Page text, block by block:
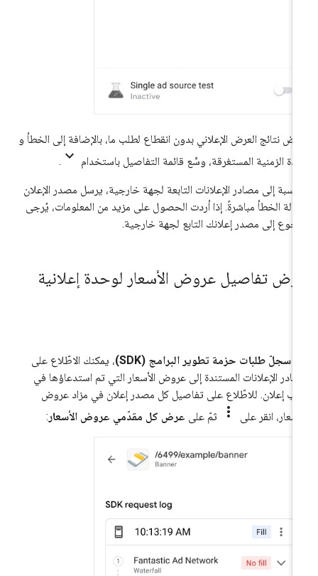
نتائج العرض الإعلاني بدون انقطاع لطلب ما، بالإضافة إلى الخطأ و
الزمنية المستغرقة، وسِّع قائمة التفاصيل باستخدامkeyboard_arrow_down
إلى مصادر الإعلانات التابعة لجهة خارجية، يرسل مصدر الإعلان
الخطأ مباشرةً. إذا أردت الحصول على مزيد من المعلومات، يُرجى
إلى مصدر إعلانك التابع لجهة خارجية.
تفاصيل عروض الأسعار لوحدة إعلانية
سجلّ طلبات حزمة تطوير البرامج (SDK)
، يمكنك الاطّلاع على
الإعلانات المستندة إلى عروض الأسعار التي تم استدعاؤها في
إعلان. للاطّلاع على تفاصيل كل مصدر إعلان في مزاد عروض
انقر علىmore_vert ثمّ علىعرض كل مقدّمي عروض الأسعار: